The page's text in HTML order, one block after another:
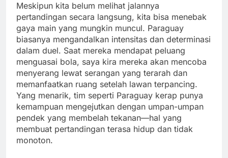
Meskipun kita belum melihat jalannya
pertandingan secara langsung, kita bisa menebak
gaya main yang mungkin muncul. Paraguay
biasanya mengandalkan intensitas dan determinasi
dalam duel. Saat mereka mendapat peluang
menguasai bola, saya kira mereka akan mencoba
menyerang lewat serangan yang terarah dan
memanfaatkan ruang setelah lawan terpancing.
Yang menarik, tim seperti Paraguay kerap punya
kemampuan mengejutkan dengan umpan-umpan
pendek yang membelah tekanan—hal yang
membuat pertandingan terasa hidup dan tidak
monoton.